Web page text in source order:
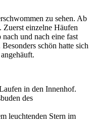
zu sehen. Ab
Zuerst einzelne Häufen
und nach eine fast
schön hatte sich
in den Innenhof.
des
leuchtenden Stern im